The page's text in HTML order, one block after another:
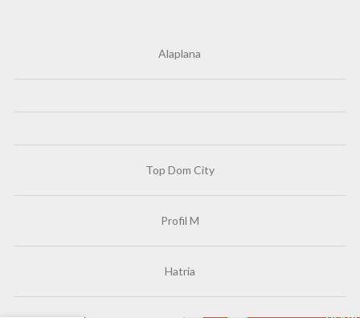
Alaplana
Top Dom City
Profil M
Hatria